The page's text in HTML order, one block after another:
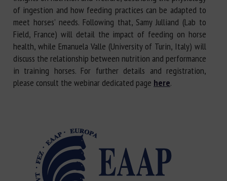
of ingestion and how feeding practices can be adapted to
meet horses’ needs. Following that, Samy Julliand (Lab to
Field, France) will detail the impact of feeding on horse
health, while Emanuela Valle (University of Turin, Italy) will
discuss the relationship between nutrition and performance
in training horses. For further details and registration,
please consult the webinar dedicated page here.